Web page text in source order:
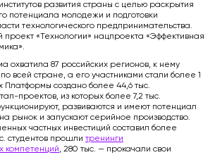
развития страны с целью раскрытия
потенциала молодежи и подготовки
технологического предпринимательства.
проект «Технологии» нацпроекта «Эффективная
охватила 87 российских регионов, к нему
всей стране, а его участниками стали более 1
Платформы создано более 44,6 тыс.
проектов, из которых более 7,2 тыс.
развиваются и имеют потенциал
рынок и запускают серийное производство.
частных инвестиций составил более
студентов прошли тренинги
компетенций, 280 тыс. — прокачали свои